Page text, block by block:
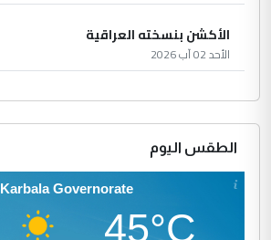
الأكشن بنسخته العراقية
الأحد 02 آب 2026
الطقس اليوم
Karbala Governorate
45°C